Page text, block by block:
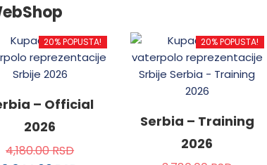
20% POPUSTA!
– Official
2026
4,180.00RSD
20% POPUSTA!
Serbia – Training
2026